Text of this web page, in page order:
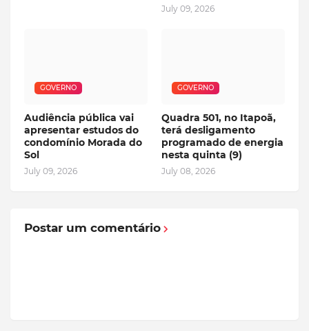
July 09, 2026
GOVERNO
Audiência pública vai
apresentar estudos do
condomínio Morada do
Sol
July 09, 2026
GOVERNO
Quadra 501, no Itapoã,
terá desligamento
programado de energia
nesta quinta (9)
July 08, 2026
Postar um comentário